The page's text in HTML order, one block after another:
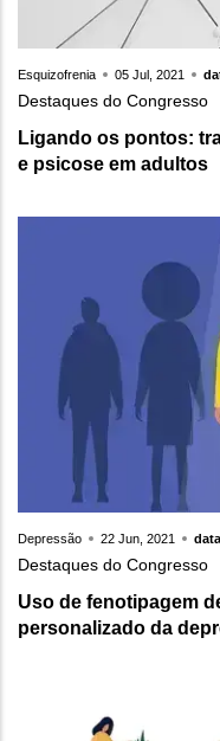
Esquizofrenia 05 Jul, 2021
Destaques do Congresso
Ligando os pontos:
e psicose em adultos
Depressão 22 Jun, 2021
Destaques do Congresso
Uso de fenotipagem
personalizado da